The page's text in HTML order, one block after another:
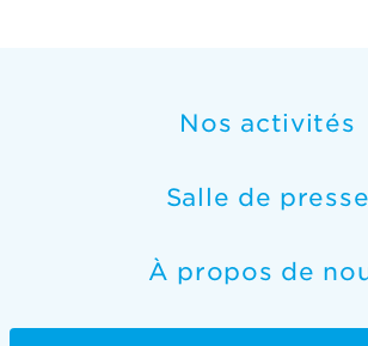
Nos activités
Salle de presse
À propos de